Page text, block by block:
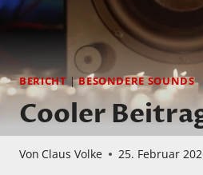
BERICHT|BESONDERE SOUNDS
Cooler
Von Claus Volke 25. Februar